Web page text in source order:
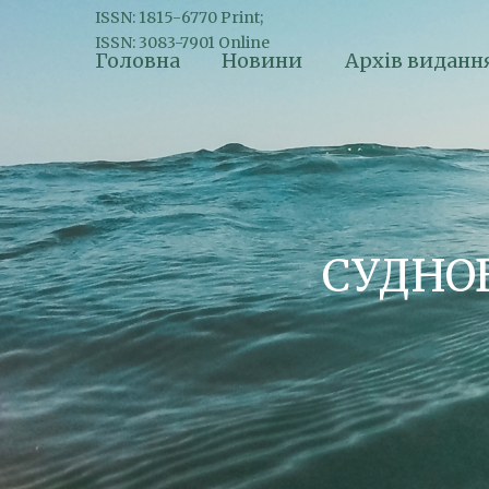
ISSN: 1815-6770 Print;
ISSN: 3083-7901 Online
Головна Новини Архів